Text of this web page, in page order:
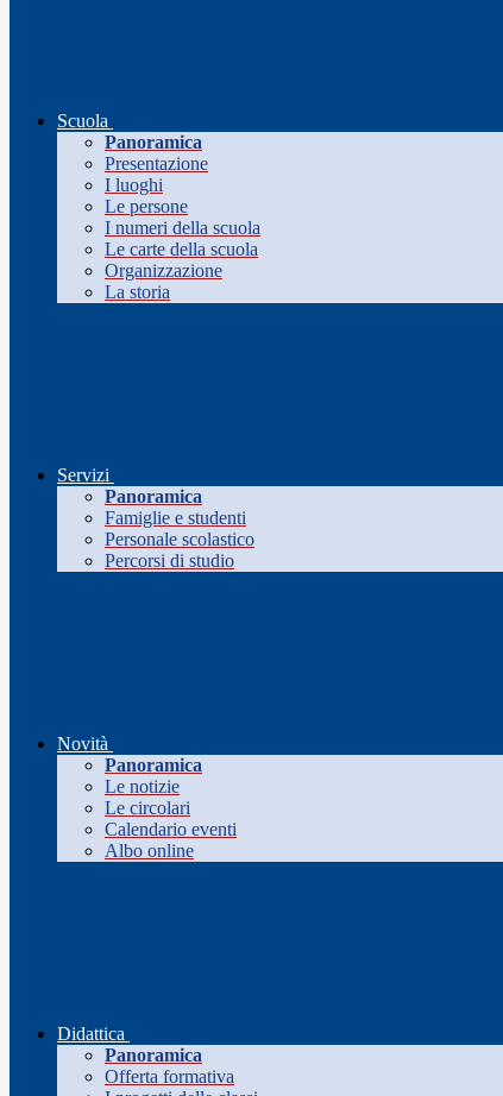
Scuola
Panoramica
Presentazione
I luoghi
Le persone
I numeri della scuola
Le carte della scuola
Organizzazione
La storia
Servizi
Panoramica
Famiglie e studenti
Personale scolastico
Percorsi di studio
Novità
Panoramica
Le notizie
Le circolari
Calendario eventi
Albo online
Didattica
Panoramica
Offerta formativa